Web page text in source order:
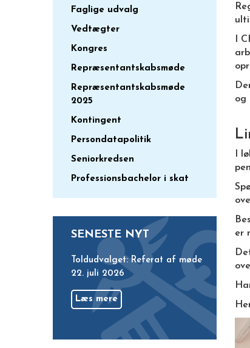
Faglige udvalg
Vedtægter
Kongres
Repræsentantskabsmøde
Repræsentantskabsmøde
2025
Kontingent
Persondatapolitik
Seniorkredsen
Professionsbachelor i skat
SENESTE NYT
Toldudvalget: Referat af møde
22. juli 2026
Læs mere
I
og
I
er